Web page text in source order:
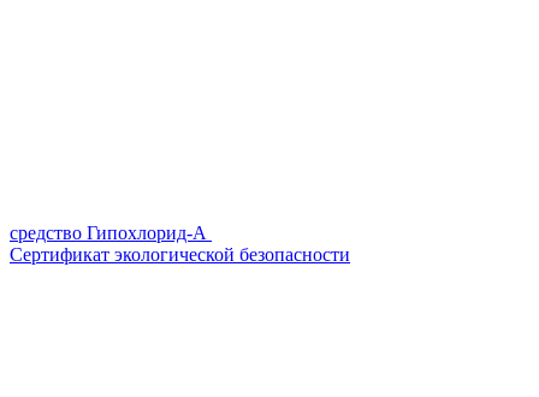
средство Гипохлорид-А
Сертификат экологической безопасности